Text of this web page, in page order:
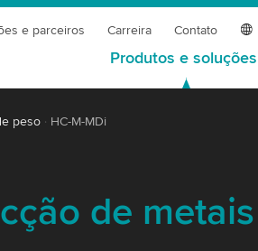
e parceiros Carreira Contato
Produtos e soluções
peso HC-M-MDi
de metais